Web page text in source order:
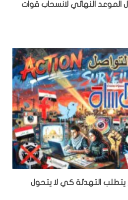
لماكرون: 30 أيلول الموعد النهائي لانسحاب قوات
يتطلب التهدئة كي لا يتحول